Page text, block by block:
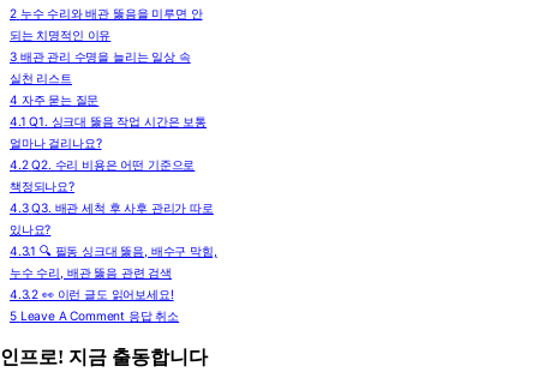
2 누수 수리와 배관 뚫음을 미루면 안
되는 치명적인 이유
3 배관 관리 수명을 늘리는 일상 속
실천 리스트
4 자주 묻는 질문
4.1 Q1. 싱크대 뚫음 작업 시간은 보통
얼마나 걸리나요?
4.2 Q2. 수리 비용은 어떤 기준으로
책정되나요?
4.3 Q3. 배관 세척 후 사후 관리가 따로
있나요?
4.3.1 🔍 필동 싱크대 뚫음, 배수구 막힘,
누수 수리, 배관 뚫음 관련 검색
4.3.2 👀 이런 글도 읽어보세요!
5 Leave A Comment 응답 취소
프로! 지금 출동합니다